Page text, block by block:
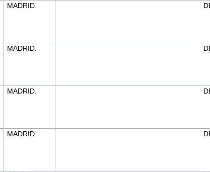
MADRID.
MADRID.
MADRID.
MADRID.